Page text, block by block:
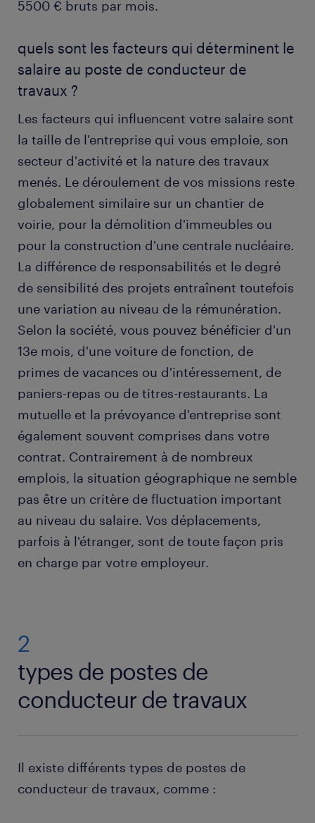
5500 € bruts par mois.
quels sont les facteurs qui déterminent le
salaire au poste de conducteur de
travaux ?
Les facteurs qui influencent votre salaire sont
la taille de l'entreprise qui vous emploie, son
secteur d'activité et la nature des travaux
menés. Le déroulement de vos missions reste
globalement similaire sur un chantier de
voirie, pour la démolition d'immeubles ou
pour la construction d'une centrale nucléaire.
La différence de responsabilités et le degré
de sensibilité des projets entraînent toutefois
une variation au niveau de la rémunération.
Selon la société, vous pouvez bénéficier d'un
13e mois, d'une voiture de fonction, de
primes de vacances ou d'intéressement, de
paniers-repas ou de titres-restaurants. La
mutuelle et la prévoyance d'entreprise sont
également souvent comprises dans votre
contrat. Contrairement à de nombreux
emplois, la situation géographique ne semble
pas être un critère de fluctuation important
au niveau du salaire. Vos déplacements,
parfois à l'étranger, sont de toute façon pris
en charge par votre employeur.
2
types de postes de
conducteur de travaux
Il existe différents types de postes de
conducteur de travaux, comme :